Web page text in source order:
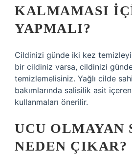
KALMAMASI
YAPMALI?
Cildinizi günde iki kez
bir cildiniz varsa, cildinizi
temizlemelisiniz. Yağlı cilde
bakımlarında salisilik asit
kullanmaları önerilir.
UCU OLMAYAN
NEDEN ÇIKAR?